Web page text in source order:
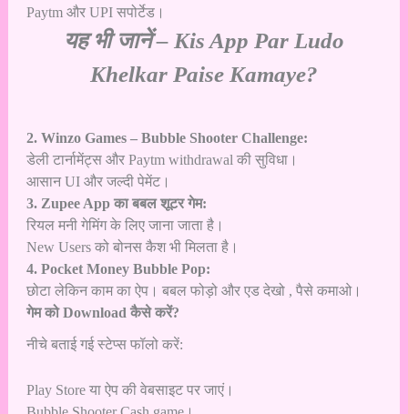
Paytm और UPI सपोर्टेड।
यह भी जानें – Kis App Par Ludo
Khelkar Paise Kamaye?
2. Winzo Games – Bubble Shooter Challenge:
डेली टार्नामेंट्स और Paytm withdrawal की सुविधा।
आसान UI और जल्दी पेमेंट।
3. Zupee App का बबल शूटर गेम:
रियल मनी गेमिंग के लिए जाना जाता है।
New Users को बोनस कैश भी मिलता है।
4. Pocket Money Bubble Pop:
छोटा लेकिन काम का ऐप। बबल फोड़ो और एड देखो , पैसे कमाओ।
गेम को Download कैसे करें?
नीचे बताई गई स्टेप्स फॉलो करें:
Play Store या ऐप की वेबसाइट पर जाएं।